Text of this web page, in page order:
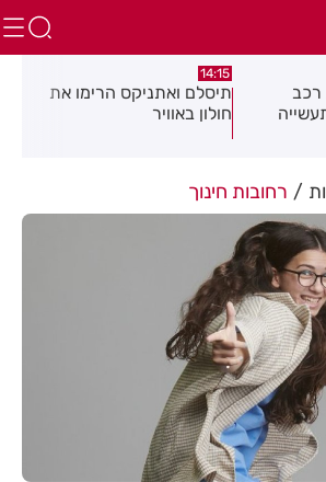
רכב
14:15
תיסלם ואתניקס הרימו את
חולון באוויר
רחובות חינוך